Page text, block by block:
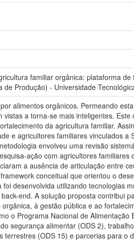
familiar orgânica: plataforma
Produção) - Universidade
alimentos orgânicos. Permeando
a torna-se mais inteligentes.
da agricultura familiar.
e agricultores familiares vinculados
envolveu uma revisão
ação com agricultores
a ausência de articulação entre
conceitual que orientou o
desenvolvida utilizando tecnologias
end. A solução proposta contribui
à gestão pública e ao
o Programa Nacional de
segurança alimentar (ODS 2),
(ODS 15) e parcerias para o